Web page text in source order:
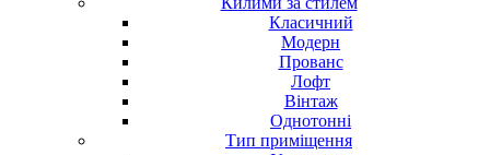
Класичний
Модерн
Прованс
Лофт
Вінтаж
Однотонні
Тип приміщення